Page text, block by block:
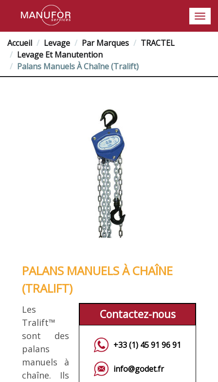
Accueil Levage Par Marques
TRACTEL
Levage Et Manutention
Palans Manuels À Chaîne (Tralift)
PALANS MANUELS À CHAÎNE
(TRALIFT)
Contactez-nous
+33 (1) 45 91 96 91
info@godet.fr
Les
Tralift™
sont des
palans
manuels à
chaîne. Ils